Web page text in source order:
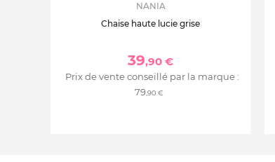
NANIA
Chaise haute lucie grise
39,90 €
Prix de vente conseillé par la marque :
79,90 €